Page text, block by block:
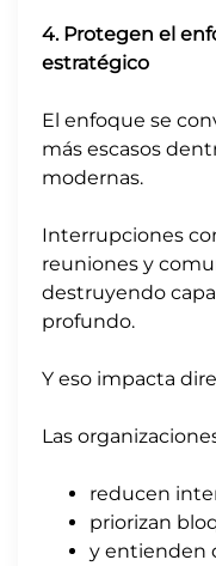
4. Protegen el
estratégico
El enfoque se
más escasos
modernas.
Interrupciones
reuniones y
destruyendo
profundo.
Y eso impacta
Las
reducen
priorizan
y entienden